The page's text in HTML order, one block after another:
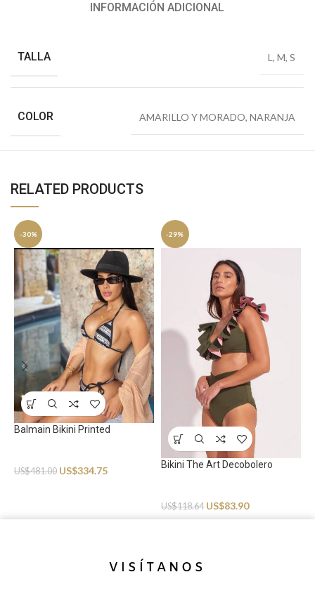
INFORMACIÓN ADICIONAL
TALLA L,M,S
COLOR AMARILLO Y MORADO,NARANJA
RELATED PRODUCTS
-30%
Balmain Bikini Printed
US$481.00 US$334.75
-29%
Bikini The Art Decobolero
US$118.64 US$83.90
VISÍTANOS